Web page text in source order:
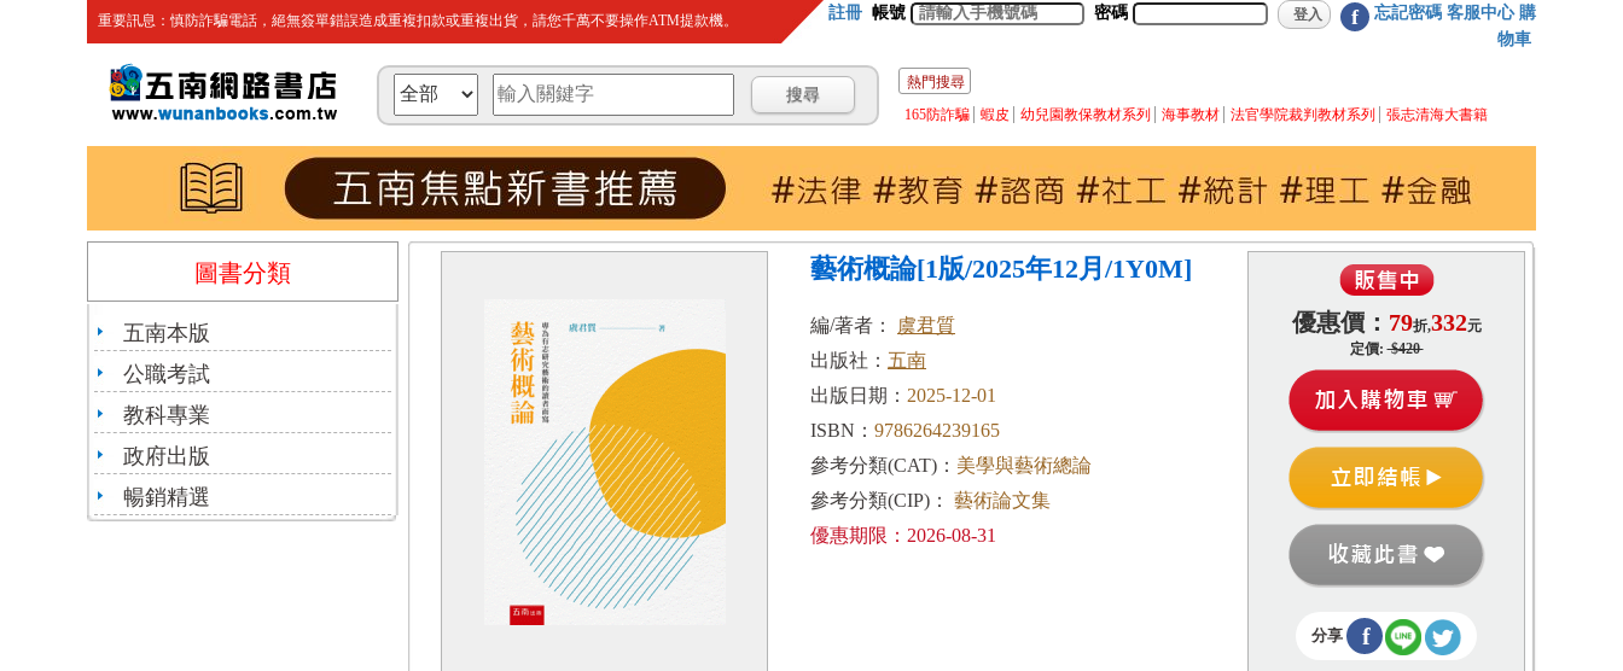
重要訊息：慎防詐騙電話，絕無簽單錯誤造成重複扣款或重複出貨，請您千萬不要操作ATM提款機。 註冊 帳號 密碼 f 忘記密碼 客服中心 購
物車
熱門搜尋
165防詐騙
蝦皮 幼兒園教保教材系列 海事教材 法官學院裁判教材系列 張志清海大書籍
圖書分類
五南本版
公職考試
教科專業
政府出版
暢銷精選
藝術概論[1版/2025年12月/1Y0M]
編/著者：
虞君質
出版社： 五南
出版日期： 2025-12-01
ISBN： 9786264239165
參考分類(CAT)： 美學與藝術總論
參考分類(CIP)：
藝術論文集
優惠期限：2026-08-31
優惠價： 79折,332元
定價:$420
分享 f